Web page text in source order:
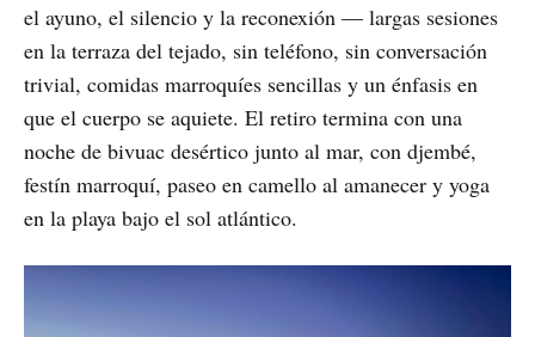
el ayuno, el silencio y la reconexión — largas sesiones
en la terraza del tejado, sin teléfono, sin conversación
trivial, comidas marroquíes sencillas y un énfasis en
que el cuerpo se aquiete. El retiro termina con una
noche de bivuac desértico junto al mar, con djembé,
festín marroquí, paseo en camello al amanecer y yoga
en la playa bajo el sol atlántico.